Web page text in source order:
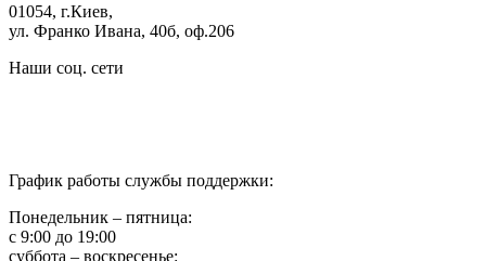
01054, г.Киев,
ул. Франко Ивана, 40б, оф.206
Наши соц. сети
График работы службы поддержки:
Понедельник – пятница:
с 9:00 до 19:00
суббота – воскресенье: